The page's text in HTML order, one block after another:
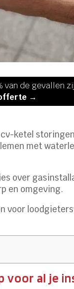
van de gevallen
→
ketel
met
over
en omgeving.
voor
voor al je